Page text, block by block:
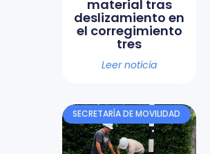
material tras
deslizamiento en
el corregimiento
tres
Leer noticia
SECRETARÍA DE MOVILIDAD